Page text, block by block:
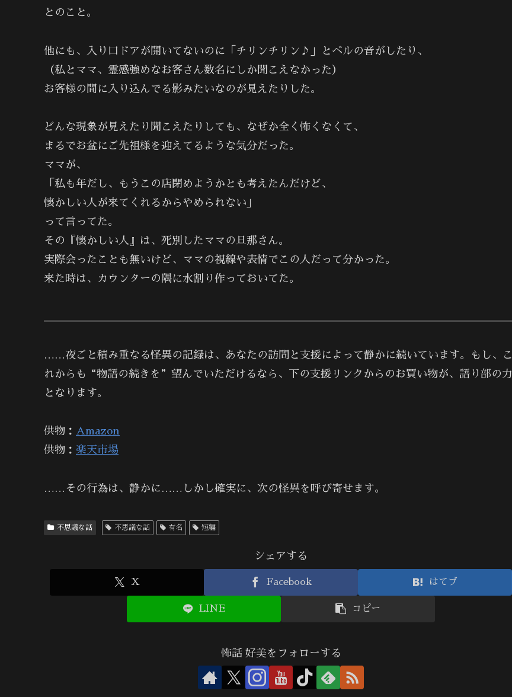
とのこと。
他にも、入り口ドアが開いてないのに「チリンチリン♪」とベルの音がしたり、
（私とママ、霊感強めなお客さん数名にしか聞こえなかった）
お客様の間に入り込んでる影みたいなのが見えたりした。
どんな現象が見えたり聞こえたりしても、なぜか全く怖くなくて、
まるでお盆にご先祖様を迎えてるような気分だった。
ママが、
「私も年だし、もうこの店閉めようかとも考えたんだけど、
懐かしい人が来てくれるからやめられない」
って言ってた。
その『懐かしい人』は、死別したママの旦那さん。
実際会ったことも無いけど、ママの視線や表情でこの人だって分かった。
来た時は、カウンターの隅に水割り作っておいてた。
……夜ごと積み重なる怪異の記録は、あなたの訪問と支援によって静かに続いています。もし、こ
れからも“物語の続きを”望んでいただけるなら、下の支援リンクからのお買い物が、語り部の力
となります。
供物： Amazon
供物： 楽天市場
……その行為は、静かに……しかし確実に、次の怪異を呼び寄せます。
不思議な話 不思議な話 有名 短編
シェアする
X Facebook はてブ
LINE コピー
怖話 好美をフォローする